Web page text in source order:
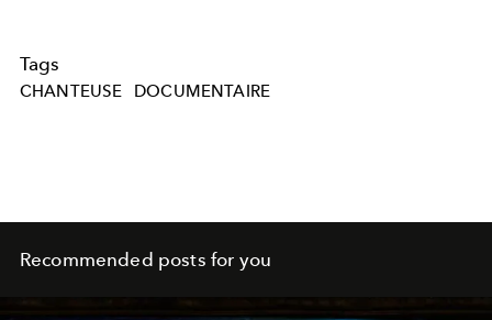
Tags
CHANTEUSE DOCUMENTAIRE
Recommended posts for you